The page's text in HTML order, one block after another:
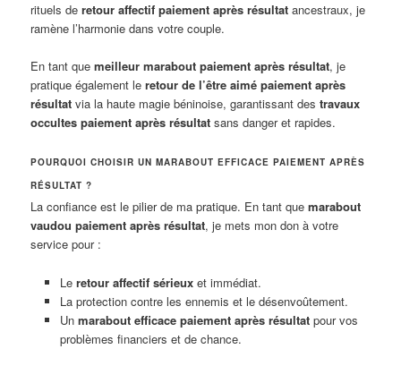
rituels deretour affectif paiement après résultat ancestraux, je
ramène l’harmonie dans votre couple.
En tant quemeilleur marabout paiement après résultat, je
pratique également leretour de l’être aimé paiement après
résultat via la haute magie béninoise, garantissant destravaux
occultes paiement après résultat sans danger et rapides.
POURQUOI CHOISIR UN MARABOUT EFFICACE PAIEMENT APRÈS
RÉSULTAT ?
La confiance est le pilier de ma pratique. En tant quemarabout
vaudou paiement après résultat, je mets mon don à votre
service pour :
Le retour affectif sérieuxet immédiat.
La protection contre les ennemis et le désenvoûtement.
Un marabout efficace paiement après résultatpour vos
problèmes financiers et de chance.